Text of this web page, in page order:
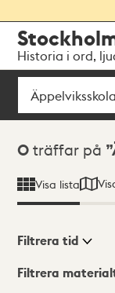
navigationen
huvudinnehållet
Historia i ord,
Sök
Sökresultat
0 träffar på
Visa lista
Visningsläge
Filtrera tid
Filtrera